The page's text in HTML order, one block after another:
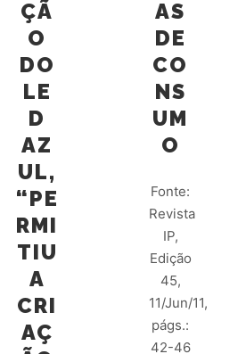
ÇÃ
O
DO
LE
D
AZ
UL,
“PE
RMI
TIU
A
CRI
AÇ
AS
DE
CO
NS
UM
O
Fonte:
Revista
IP,
Edição
45,
11/Jun/11,
págs.:
42-46